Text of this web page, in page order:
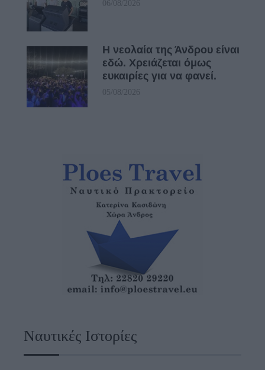
06/08/2026
Η νεολαία της Άνδρου είναι
εδώ. Χρειάζεται όμως
ευκαιρίες για να φανεί.
05/08/2026
Ναυτικές Ιστορίες